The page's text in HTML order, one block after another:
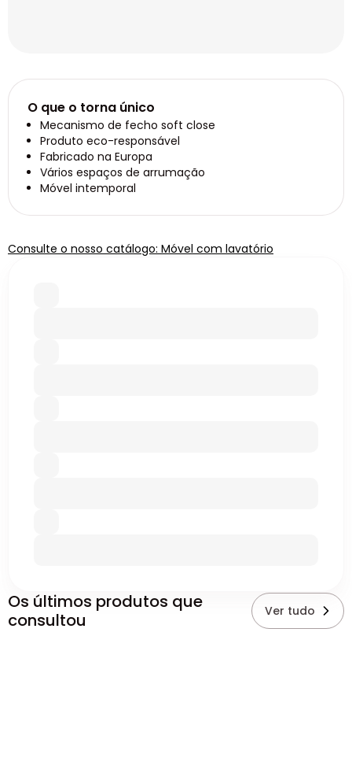
O que o torna único
Mecanismo de fecho soft close
Produto eco-responsável
Fabricado na Europa
Vários espaços de arrumação
Móvel intemporal
Consulte o nosso catálogo: Móvel com lavatório
Os últimos produtos que
consultou
Ver tudo